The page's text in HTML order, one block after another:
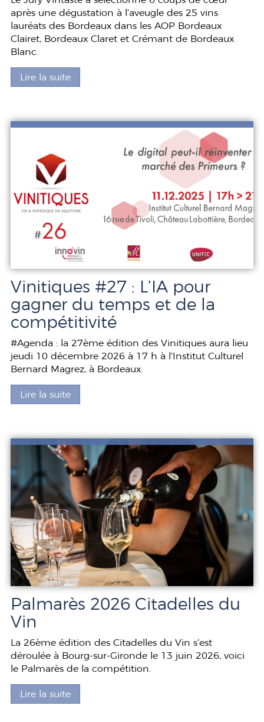
après une dégustation à l’aveugle des 25 vins
lauréats des Bordeaux dans les AOP Bordeaux
Clairet, Bordeaux Claret et Crémant de Bordeaux
Blanc.
Lire la suite
Vinitiques #27 : L’IA pour
gagner du temps et de la
compétitivité
#Agenda : la 27ème édition des Vinitiques aura lieu
jeudi 10 décembre 2026 à 17 h à l’Institut Culturel
Bernard Magrez, à Bordeaux.
Lire la suite
Palmarès 2026 Citadelles du
Vin
La 26ème édition des Citadelles du Vin s’est
déroulée à Bourg-sur-Gironde le 13 juin 2026, voici
le Palmarès de la compétition.
Lire la suite